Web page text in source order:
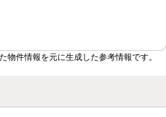
件情報を元に生成した参考情報です。